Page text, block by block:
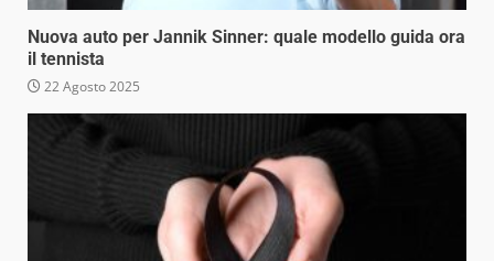
Nuova auto per Jannik Sinner: quale modello guida ora
il tennista
22 Agosto 2025